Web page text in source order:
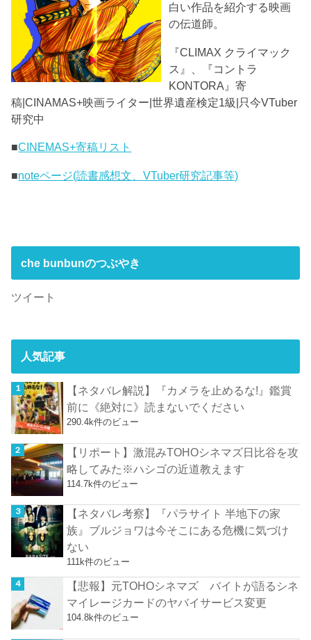
白い作品を紹介する映画
の伝道師。
『CLIMAX クライマック
ス』、『コントラ
KONTORA』寄
稿|CINAMAS+映画ライター|世界遺産検定1級|只今VTuber
研究中
■CINEMAS+寄稿リスト
■noteページ(読書感想文、VTuber研究記事等)
che bunbunのつぶやき
ツイート
人気記事
【ネタバレ解説】『カメラを止めるな!』鑑賞
前に《絶対に》読まないでください
290.4k件のビュー
【リポート】激混みTOHOシネマズ日比谷を攻
略してみた※ハシゴの近道教えます
114.7k件のビュー
【ネタバレ考察】『パラサイト 半地下の家
族』ブルジョワは今そこにある危機に気づけ
ない
111k件のビュー
【悲報】元TOHOシネマズ バイトが語るシネ
マイレージカードのヤバイサービス変更
104.8k件のビュー